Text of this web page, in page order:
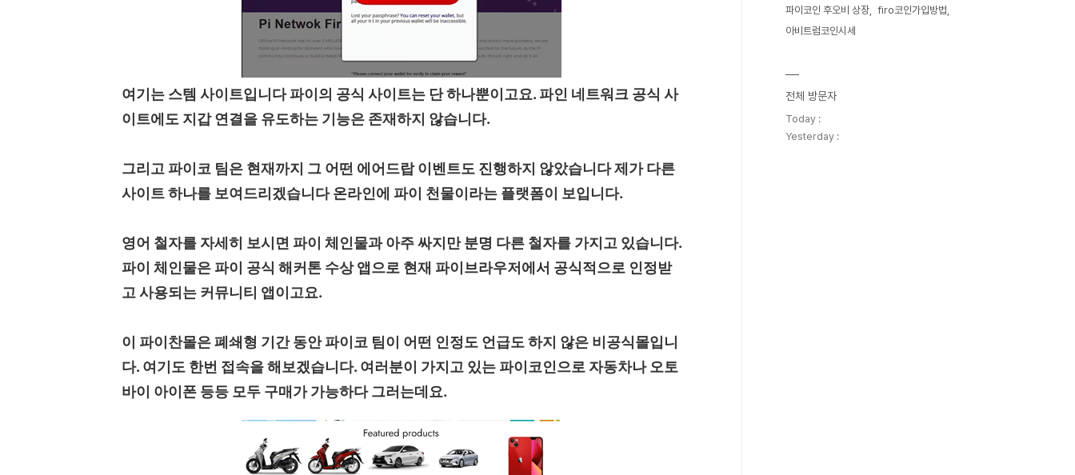
여기는 스템 사이트입니다 파이의 공식 사이트는 단 하나뿐이고요. 파인 네트워크 공식 사
이트에도 지갑 연결을 유도하는 기능은 존재하지 않습니다.
그리고 파이코 팀은 현재까지 그 어떤 에어드랍 이벤트도 진행하지 않았습니다 제가 다른
사이트 하나를 보여드리겠습니다 온라인에 파이 천물이라는 플랫폼이 보입니다.
영어 철자를 자세히 보시면 파이 체인물과 아주 싸지만 분명 다른 철자를 가지고 있습니다.
파이 체인물은 파이 공식 해커톤 수상 앱으로 현재 파이브라우저에서 공식적으로 인정받
고 사용되는 커뮤니티 앱이고요.
이 파이찬몰은 폐쇄형 기간 동안 파이코 팀이 어떤 인정도 언급도 하지 않은 비공식몰입니
다. 여기도 한번 접속을 해보겠습니다. 여러분이 가지고 있는 파이코인으로 자동차나 오토
바이 아이폰 등등 모두 구매가 가능하다 그러는데요.
파이코인 후오비 상장
firo코인가입방법
아비트럼코인시세
전체 방문자
Today :
Yesterday :